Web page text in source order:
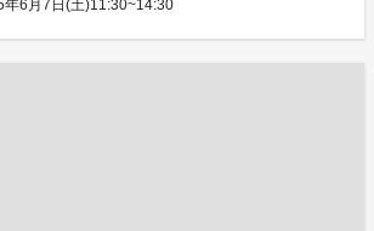
年6月7日(土)11:30~14:30